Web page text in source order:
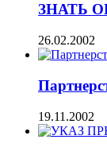
ЗНАТЬ
26.02.2002
19.11.2002